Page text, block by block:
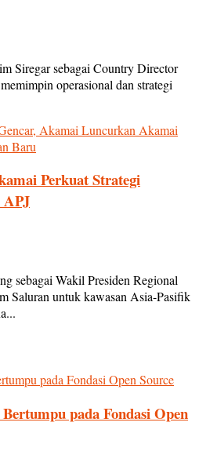
Siregar sebagai Country Director
operasional dan strategi
Perkuat Strategi
APJ
sebagai Wakil Presiden Regional
Saluran untuk kawasan Asia-Pasifik
pada Fondasi Open